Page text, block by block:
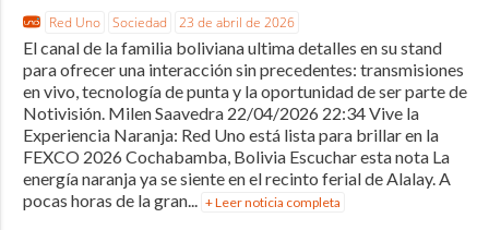
Red Uno Sociedad 23 de abril de 2026
El canal de la familia boliviana ultima detalles en su stand
para ofrecer una interacción sin precedentes: transmisiones
en vivo, tecnología de punta y la oportunidad de ser parte de
Notivisión. Milen Saavedra 22/04/2026 22:34 Vive la
Experiencia Naranja: Red Uno está lista para brillar en la
FEXCO 2026 Cochabamba, Bolivia Escuchar esta nota La
energía naranja ya se siente en el recinto ferial de Alalay. A
pocas horas de la gran... + Leer noticia completa